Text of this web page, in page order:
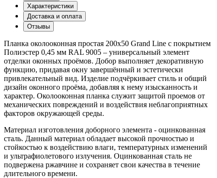
Характеристики
Доставка и оплата
Отзывы
Планка околооконная простая 200x50 Grand Line с покрытием
Полиэстер 0,45 мм RAL 9005 – универсальный элемент
отделки оконных проёмов. Добор выполняет декоративную
функцию, придавая окну завершённый и эстетически
привлекательный вид. Изделие подчёркивает стиль и общий
дизайн оконного проёма, добавляя к нему изысканность и
характер. Околооконная планка служит защитой проемов от
механических повреждений и воздействия неблагоприятных
факторов окружающей среды.
Материал изготовления доборного элемента - оцинкованная
сталь. Данный материал обладает высокой прочностью и
стойкостью к воздействию влаги, температурных изменений
и ультрафиолетового излучения. Оцинкованная сталь не
подвержена ржавчине и сохраняет свои качества в течение
длительного времени.